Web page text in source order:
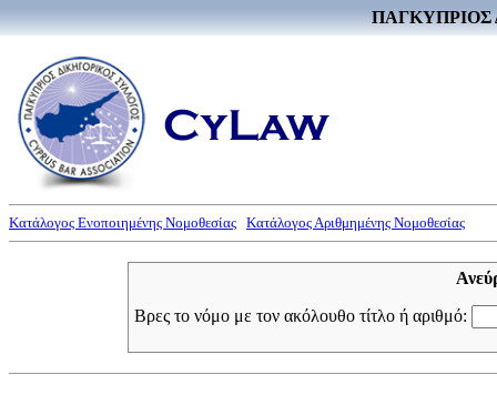
ΠΑΓΚΥΠΡΙΟΣ
Κατάλογος Ενοποιημένης Νομοθεσίας Κατάλογος Αριθμημένης Νομοθεσίας
Βρες το νόμο με τον ακόλουθο τίτλο ή αριθμό: